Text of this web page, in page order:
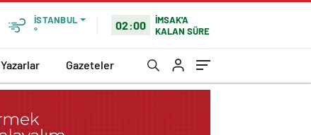
İSTANBUL
°
02:00
İMSAK'A
KALAN SÜRE
Yazarlar Gazeteler